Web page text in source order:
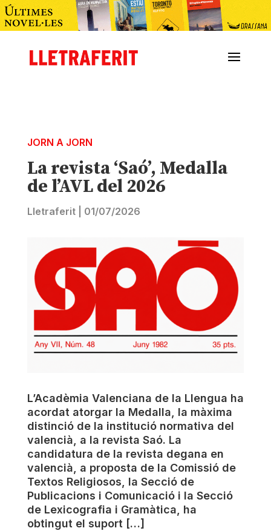
JORN A JORN
La revista ‘Saó’, Medalla
de l’AVL del 2026
Lletraferit| 01/07/2026
L’Acadèmia Valenciana de la Llengua ha
acordat atorgar la Medalla, la màxima
distinció de la institució normativa del
valencià, a la revista Saó. La
candidatura de la revista degana en
valencià, a proposta de la Comissió de
Textos Religiosos, la Secció de
Publicacions i Comunicació i la Secció
de Lexicografia i Gramàtica, ha
obtingut el suport […]